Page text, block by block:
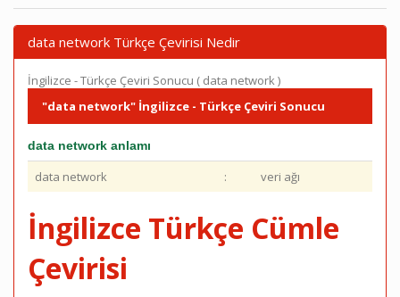
data network Türkçe Çevirisi Nedir
İngilizce - Türkçe Çeviri Sonucu ( data network )
"data network" İngilizce - Türkçe Çeviri Sonucu
data network anlamı
data network : veri ağı
İngilizce Türkçe Cümle
Çevirisi